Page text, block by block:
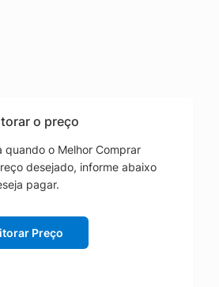
o preço
quando o Melhor Comprar
desejado, informe abaixo
pagar.
Preço